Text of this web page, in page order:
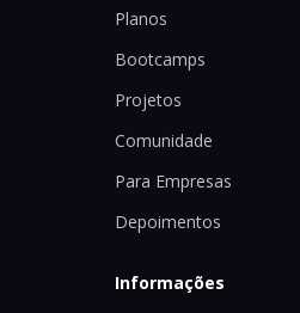
Planos
Bootcamps
Projetos
Comunidade
Para Empresas
Depoimentos
Informações